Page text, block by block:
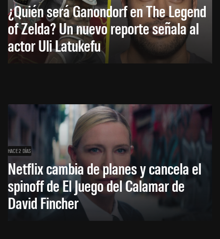
¿Quién será Ganondorf en The Legend
of Zelda? Un nuevo reporte señala al
actor Uli Latukefu
HACE 2 DÍAS
Netflix cambia de planes y cancela el
spinoff de El Juego del Calamar de
David Fincher